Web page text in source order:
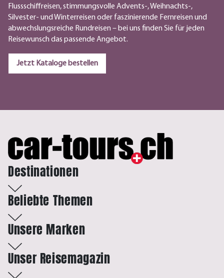
Flussschiffreisen, stimmungsvolle Advents-, Weihnachts-,
Silvester- und Winterreisen oder faszinierende Fernreisen und
abwechslungsreiche Rundreisen – bei uns finden Sie für jeden
Reisewunsch das passende Angebot.
Jetzt Kataloge bestellen
Destinationen
Beliebte Themen
Unsere Marken
Unser Reisemagazin